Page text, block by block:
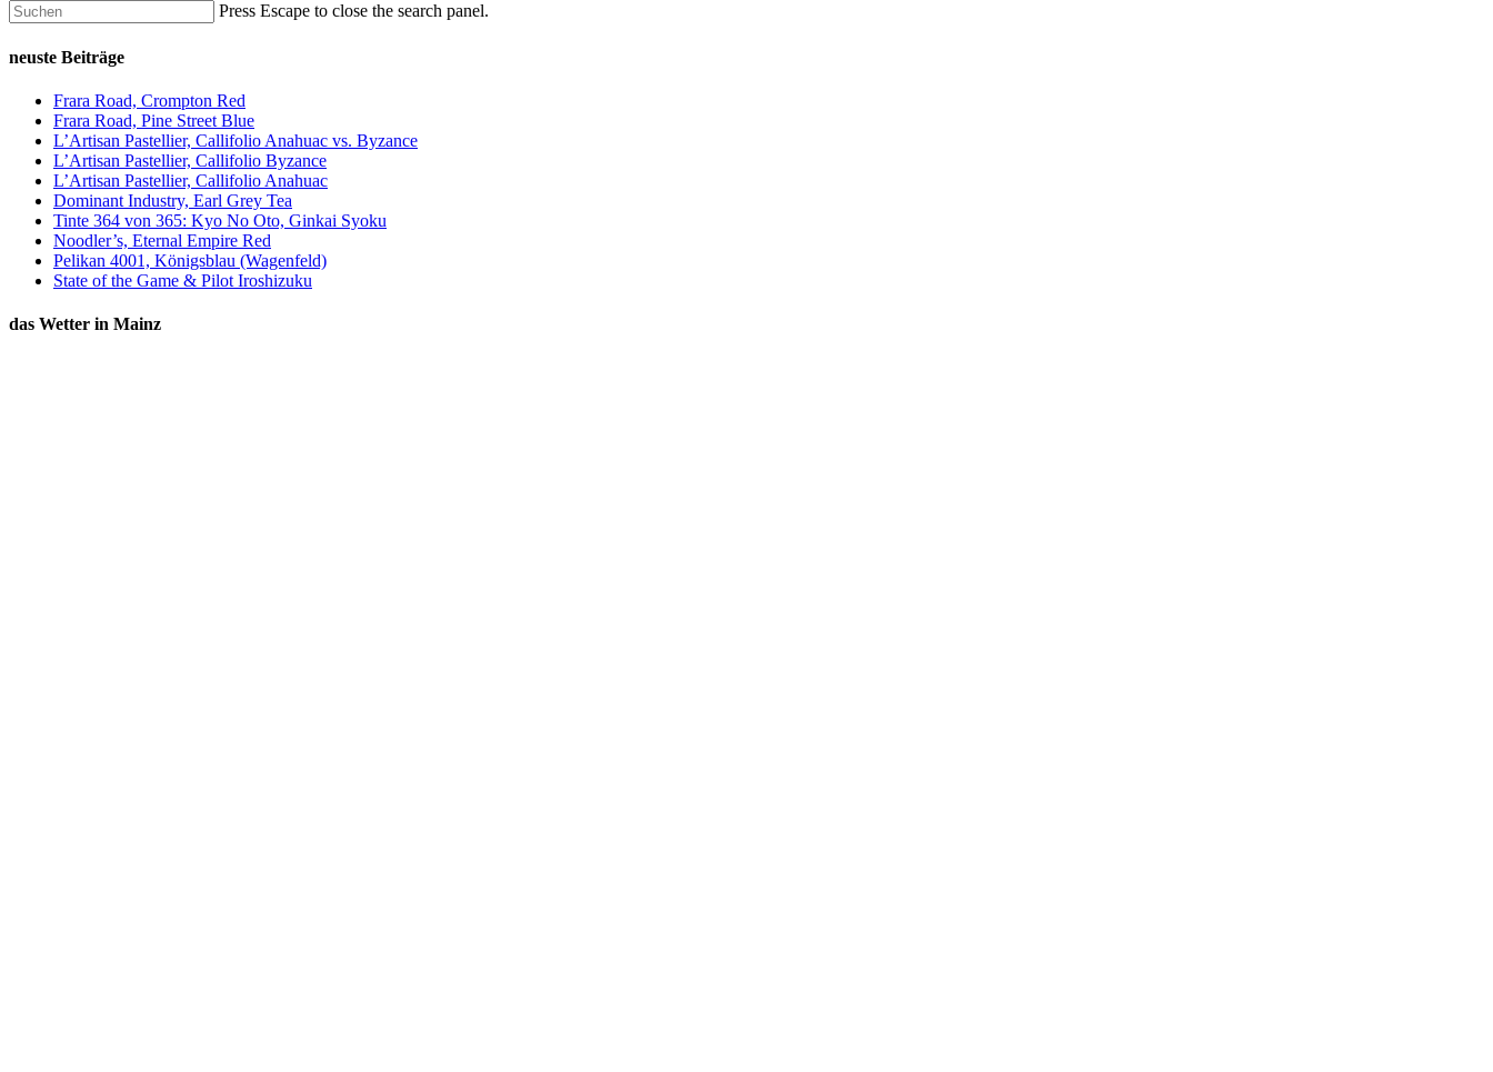
Press Escape to close the search panel.
neuste Beiträge
Frara Road, Crompton Red
Frara Road, Pine Street Blue
L’Artisan Pastellier, Callifolio Anahuac vs. Byzance
L’Artisan Pastellier, Callifolio Byzance
L’Artisan Pastellier, Callifolio Anahuac
Dominant Industry, Earl Grey Tea
Tinte 364 von 365: Kyo No Oto, Ginkai Syoku
Noodler’s, Eternal Empire Red
Pelikan 4001, Königsblau (Wagenfeld)
State of the Game & Pilot Iroshizuku
das Wetter in Mainz